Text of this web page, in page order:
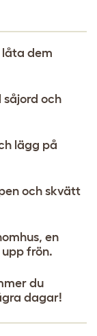
låta dem
såjord och
lägg på
och skvätt
en
frön.
du
dagar!